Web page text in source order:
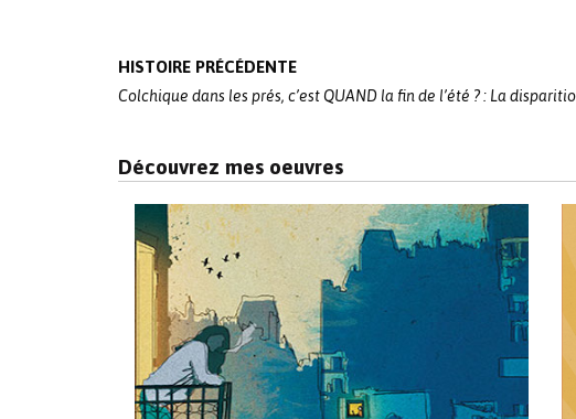
Post
navigation
HISTOIRE PRÉCÉDENTE
Colchique dans les prés, c’est QUAND la fin de l’été ? : La
Découvrez mes oeuvres